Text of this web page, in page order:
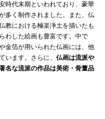
時代末期といわれており、豪華
多く制作されました。また、仏
教における極楽浄土を描いたも
わした絵画も豊富です。中で
金箔が用いられた仏画には、他
います。さらに、 仏画は流派や
名な流派の作品は美術・骨董品